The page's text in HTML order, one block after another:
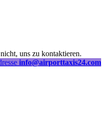
uns zu kontaktieren.
info@airporttaxis24.com